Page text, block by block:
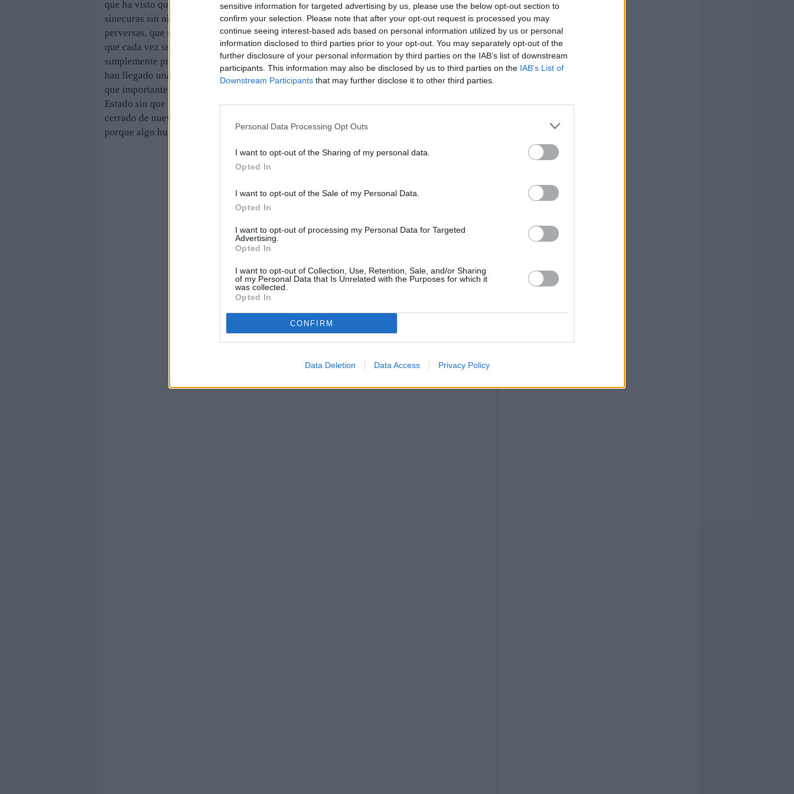
sensitive information for targeted advertising by us, please use the below opt-out section to
confirm your selection. Please note that after your opt-out request is processed you may
continue seeing interest-based ads based on personal information utilized by us or personal
information disclosed to third parties prior to your opt-out. You may separately opt-out of the
further disclosure of your personal information by third parties on the IAB’s list of downstream
participants. This information may also be disclosed by us to third parties on the IAB’s List of
Downstream Participants that may further disclose it to other third parties.
Personal Data Processing Opt Outs
I want to opt-out of the Sharing of my personal data.
Opted In
I want to opt-out of the Sale of my Personal Data.
Opted In
I want to opt-out of processing my Personal Data for Targeted
Advertising.
Opted In
I want to opt-out of Collection, Use, Retention, Sale, and/or Sharing
of my Personal Data that Is Unrelated with the Purposes for which it
was collected.
Opted In
CONFIRM
Data Deletion Data Access Privacy Policy
que ha visto que unos se enriquecían de mala manera, que otros se repartían prebendas y
sinecuras sin ningún rubor, que la justicia flaqueaba a la hora de sancionar acciones
perversas, que se legislaba de forma retrógrada sobre asuntos que parecía estar superados,
que cada vez se hace más profunda la brecha entre aquellos que son y aquellos que
simplemente pretenden sobrevivir, y entonces la gente del pueblo se ha puesto a pensar y
han llegado unas elecciones y ha aprovechado el envite para dar un toque de atención más
que importante; han visto un cambio de monarca y han querido opinar sobre la forma de
Estado sin que nada ni nadie haya prestado oídos a un clamor que viene de lejos. Se han
cerrado de nuevo muchas cosas en falso, y antes o después será necesario abrir la herida
porque algo huele a podrido en esta democracia.